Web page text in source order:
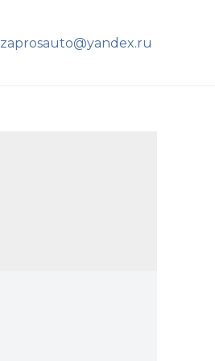
zaprosauto@yandex.ru